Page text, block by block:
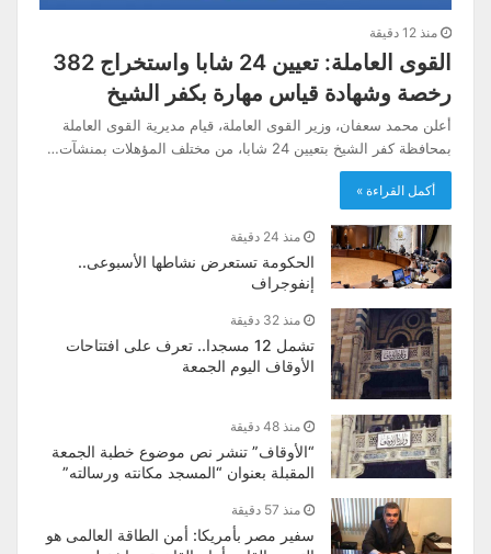
منذ 12 دقيقة
القوى العاملة: تعيين 24 شابا واستخراج 382
رخصة وشهادة قياس مهارة بكفر الشيخ
أعلن محمد سعفان، وزير القوى العاملة، قيام مديرية القوى العاملة
بمحافظة كفر الشيخ بتعيين 24 شابا، من مختلف المؤهلات بمنشآت…
أكمل القراءة »
منذ 24 دقيقة
الحكومة تستعرض نشاطها الأسبوعى..
إنفوجراف
منذ 32 دقيقة
تشمل 12 مسجدا.. تعرف على افتتاحات
الأوقاف اليوم الجمعة
منذ 48 دقيقة
“الأوقاف” تنشر نص موضوع خطبة الجمعة
المقبلة بعنوان “المسجد مكانته ورسالته”
منذ 57 دقيقة
سفير مصر بأمريكا: أمن الطاقة العالمى هو